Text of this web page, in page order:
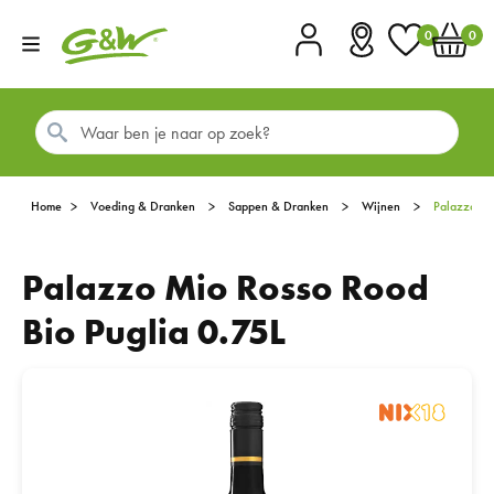
0 0
Home Voeding & Dranken Sappen & Dranken Wijnen Palazzo
Palazzo Mio Rosso Rood
Bio Puglia 0.75L